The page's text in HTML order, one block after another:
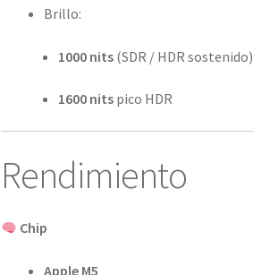
Brillo:
1000 nits(SDR / HDR sostenido)
1600 nitspico HDR
Rendimiento
Chip
Apple M5